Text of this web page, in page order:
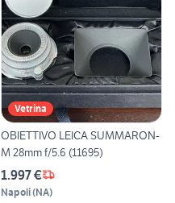
Vetrina
OBIETTIVO LEICA SUMMARON-
M 28mm f/5.6 (11695)
1.997 €
Napoli(NA)